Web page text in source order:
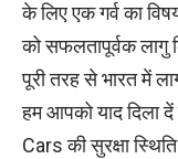
के लिए एक गर्व का
को सफलतापूर्वक लागु
पूरी तरह से भारत में
हम आपको याद दिला
Cars की सुरक्षा